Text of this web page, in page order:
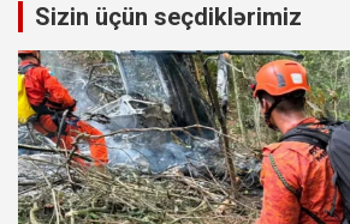
Sizin üçün seçdiklərimiz